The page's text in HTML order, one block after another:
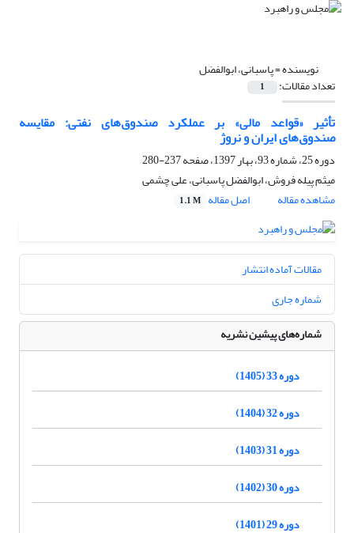
نویسنده =پاسبانی، ابوالفضل
تعداد مقالات: 1
تأثیر «قواعد مالی» بر عملکرد صندوق‌های نفتی: مقایسه
صندوق‌های ایران و نروژ
دوره 25، شماره 93، بهار 1397، صفحه
237-280
میثم پیله فروش، ابوالفضل پاسبانی، علی چشمی
مشاهده مقاله
اصل مقاله 1.1 M
مقالات آماده انتشار
شماره جاری
شماره‌های پیشین نشریه
دوره 33 (1405)
دوره 32 (1404)
دوره 31 (1403)
دوره 30 (1402)
دوره 29 (1401)